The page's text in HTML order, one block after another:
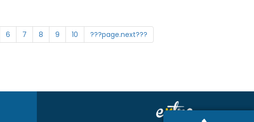
6 7 8 9 10 ???page.next???